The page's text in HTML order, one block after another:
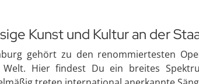
Kunst und Kultur an der
gehört zu den renommiertesten
Hier findest Du ein breites